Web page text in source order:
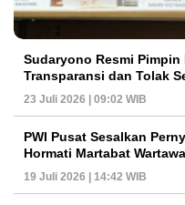
Sudaryono Resmi
Transparansi dan Tolak
23 Juli 2026 | 09:02 WIB
PWI Pusat Sesalkan
Hormati Martabat
19 Juli 2026 | 14:42 WIB